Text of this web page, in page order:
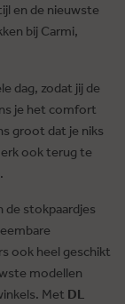
en de nieuwste
bij Carmi,
dag, zodat jij de
je het comfort
groot dat je niks
ook terug te
de stokpaardjes
ook heel geschikt
modellen
Met DL